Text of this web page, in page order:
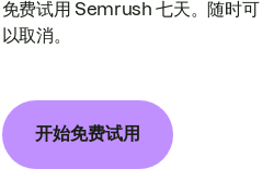
免费试用 Semrush 七天。随时可
以取消。
开始免费试用